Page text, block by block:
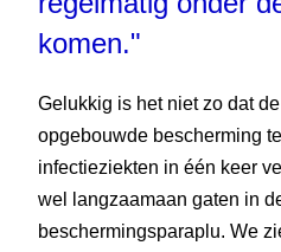
komen."
Gelukkig is het niet zo dat
opgebouwde bescherming
infectieziekten in één keer
wel langzaamaan gaten in
beschermingsparaplu. We